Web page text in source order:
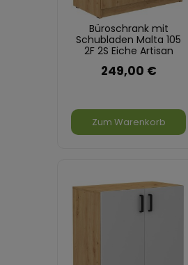
Büroschrank mit
Schubladen Malta 105
2F 2S Eiche Artisan
249,00 €
Zum Warenkorb